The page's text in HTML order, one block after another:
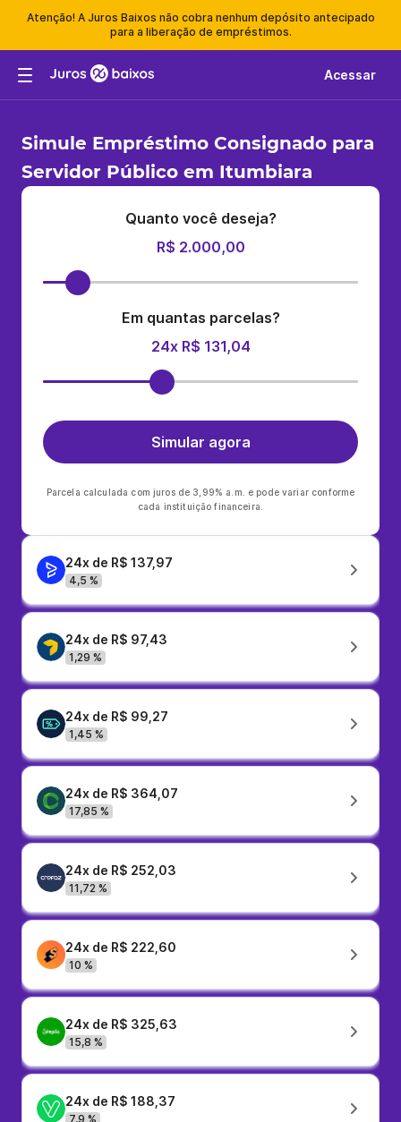
Atenção! A Juros Baixos não cobra nenhum depósito antecipado
para a liberação de empréstimos.
Acessar
Simule Empréstimo Consignado para
Servidor Público em Itumbiara
Quanto você deseja?
R$ 2.000,00
Em quantas parcelas?
24x R$ 131,04
Simular agora
Parcela calculada com juros de 3,99% a.m. e pode variar conforme
cada instituição financeira.
24x de R$ 137,97
4,5 %
24x de R$ 97,43
1,29 %
24x de R$ 99,27
1,45 %
24x de R$ 364,07
17,85 %
24x de R$ 252,03
11,72 %
24x de R$ 222,60
10 %
24x de R$ 325,63
15,8 %
24x de R$ 188,37
7,9 %